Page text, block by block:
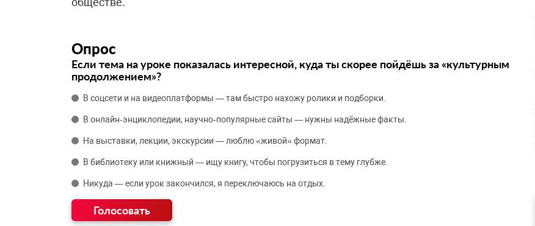
Опрос
Если тема на уроке показалась интересной, куда ты скорее пойдёшь за «культурным
продолжением»?
В соцсети и на видеоплатформы — там быстро нахожу ролики и подборки.
В онлайн‑энциклопедии, научно‑популярные сайты — нужны надёжные факты.
На выставки, лекции, экскурсии — люблю «живой» формат.
В библиотеку или книжный — ищу книгу, чтобы погрузиться в тему глубже.
Никуда — если урок закончился, я переключаюсь на отдых.